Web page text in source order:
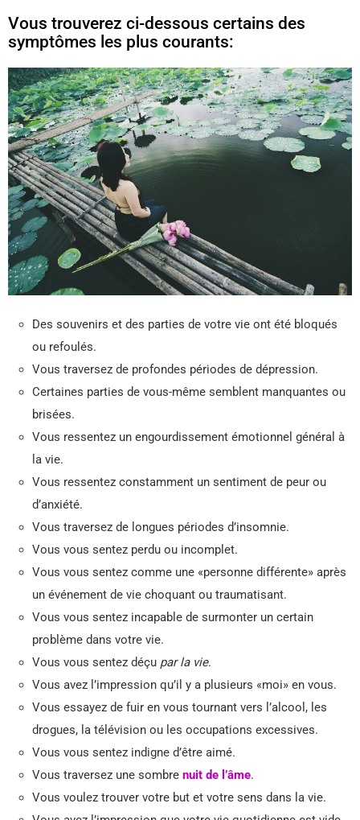
Vous trouverez ci-dessous certains des
symptômes les plus courants:
Des souvenirs et des parties de votre vie ont été bloqués
ou refoulés.
Vous traversez de profondes périodes de dépression.
Certaines parties de vous-même semblent manquantes ou
brisées.
Vous ressentez un engourdissement émotionnel général à
la vie.
Vous ressentez constamment un sentiment de peur ou
d’anxiété.
Vous traversez de longues périodes d’insomnie.
Vous vous sentez perdu ou incomplet.
Vous vous sentez comme une «personne différente» après
un événement de vie choquant ou traumatisant.
Vous vous sentez incapable de surmonter un certain
problème dans votre vie.
Vous vous sentez déçu par la vie.
Vous avez l’impression qu’il y a plusieurs «moi» en vous.
Vous essayez de fuir en vous tournant vers l’alcool, les
drogues, la télévision ou les occupations excessives.
Vous vous sentez indigne d’être aimé.
Vous traversez une sombre nuit de l’âme.
Vous voulez trouver votre but et votre sens dans la vie.